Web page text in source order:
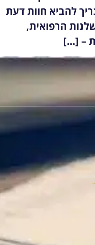
להביא חוות דעת
הרפואית,
– […]